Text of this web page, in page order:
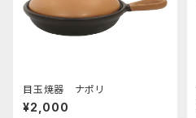
目玉焼器 ナポリ
¥2,000